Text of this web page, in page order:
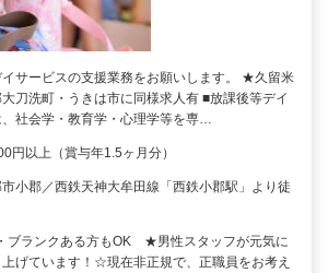
サービスの支援業務をお願いします。 ★久留米
刀洗町・うきは市に同様求人有 ■放課後等デイ
社会学・教育学・心理学等を専…
円以上（賞与年1.5ヶ月分）
小郡／西鉄天神大牟田線「西鉄小郡駅」より徒
ブランクある方もOK ★男性スタッフが元気に
げています！☆現在非正規で、正職員をお考え